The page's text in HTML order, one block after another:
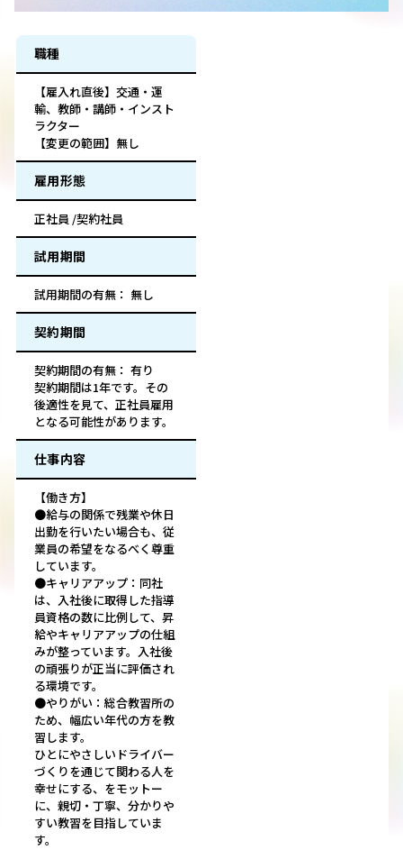
職種
【雇入れ直後】交通・運
輸、教師・講師・インスト
ラクター
【変更の範囲】無し
雇用形態
正社員 /契約社員
試用期間
試用期間の有無： 無し
契約期間
契約期間の有無： 有り
契約期間は1年です。その
後適性を見て、正社員雇用
となる可能性があります。
仕事内容
【働き方】
●給与の関係で残業や休日
出勤を行いたい場合も、従
業員の希望をなるべく尊重
しています。
●キャリアアップ：同社
は、入社後に取得した指導
員資格の数に比例して、昇
給やキャリアアップの仕組
みが整っています。入社後
の頑張りが正当に評価され
る環境です。
●やりがい：総合教習所の
ため、幅広い年代の方を教
習します。
ひとにやさしいドライバー
づくりを通じて関わる人を
幸せにする、をモットー
に、親切・丁寧、分かりや
すい教習を目指していま
す。